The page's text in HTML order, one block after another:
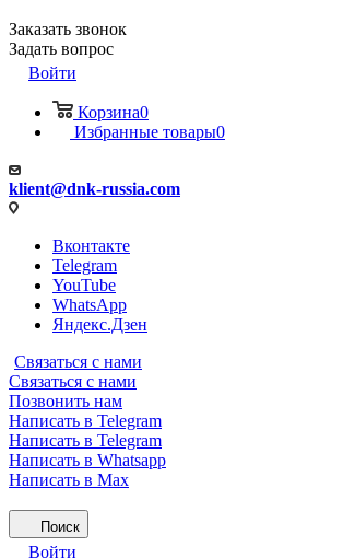
Заказать звонок
Задать вопрос
Войти
Корзина0
Избранные товары0
klient@dnk-russia.com
Вконтакте
Telegram
YouTube
WhatsApp
Яндекс.Дзен
Связаться с нами
Связаться с нами
Позвонить нам
Написать в Telegram
Написать в Telegram
Написать в Whatsapp
Написать в Max
Поиск
Войти